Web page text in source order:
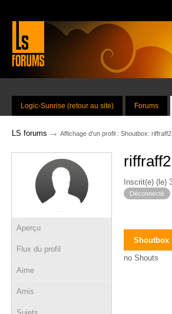
Logic-Sunrise (retour au site) Forums
LS forums → Affichage d'un profil : Shoutbox: riffraff2
Aperçu
Flux du profil
Aime
Amis
riffraff2
Inscrit(e) (le)
Déconnecté
Shoutbox
no Shouts